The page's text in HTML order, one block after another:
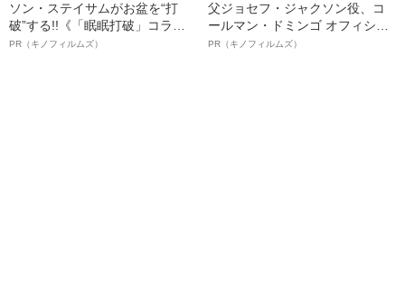
ソン・ステイサムがお盆を“打
破”する!!《「眠眠打破」コラ
ボ》
PR（キノフィルムズ）
父ジョセフ・ジャクソン役、コ
ールマン・ドミンゴ オフィシャ
ルインタビュー“観客を魅了した
PR（キノフィルムズ）